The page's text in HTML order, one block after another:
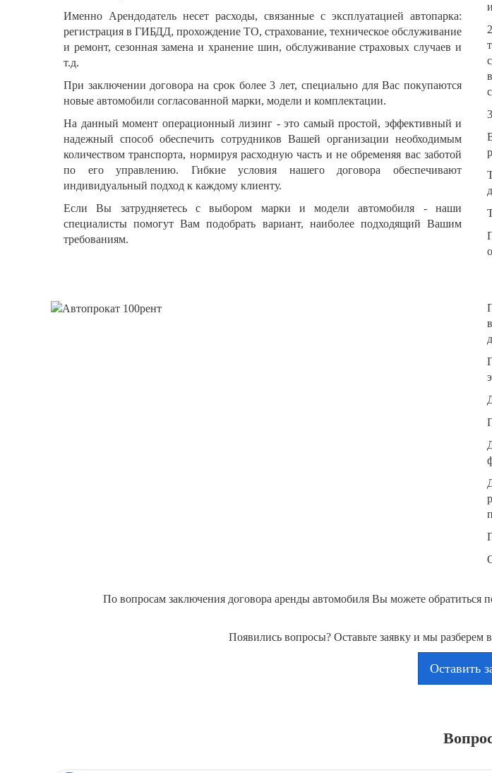
Именно Арендодатель несет расходы, связанные с эксплуатацией автопарка:
регистрация в ГИБДД, прохождение ТО, страхование, техническое обслуживание
и ремонт, сезонная замена и хранение шин, обслуживание страховых случаев и
т.д.
При заключении договора на срок более 3 лет, специально для Вас покупаются
новые автомобили согласованной марки, модели и комплектации.
На данный момент операционный лизинг - это самый простой, эффективный и
надежный способ обеспечить сотрудников Вашей организации необходимым
количеством транспорта, нормируя расходную часть и не обременяя вас заботой
по его управлению. Гибкие условия нашего договора обеспечивают
индивидуальный подход к каждому клиенту.
Если Вы затрудняетесь с выбором марки и модели автомобиля - наши
специалисты помогут Вам подобрать вариант, наиболее подходящий Вашим
требованиям.
По вопросам заключения договора аренды автомобиля Вы можете обратиться
Появились вопросы? Оставьте заявку и мы разберем
Оставить